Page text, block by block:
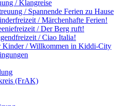
/ Klangreise
/ Spannende Ferien zu Hause
/ Märchenhafte Ferien!
/ Der Berg ruft!
/ Ciao Italia!
Kinder / Willkommen in Kiddi-City
(FrAK)